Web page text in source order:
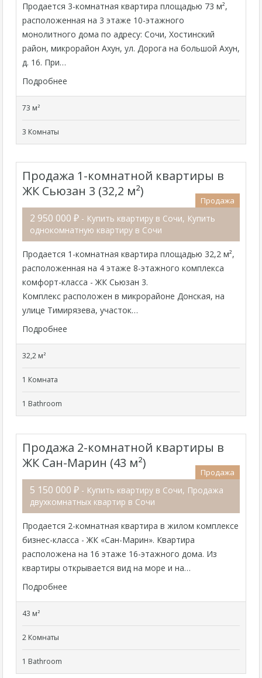
Продается 3-комнатная квартира площадью 73 м²,
расположенная на 3 этаже 10-этажного
монолитного дома по адресу: Сочи, Хостинский
район, микрорайон Ахун, ул. Дорога на большой Ахун,
д. 16. При…
Подробнее
73 м²
3 Комнаты
Продажа 1-комнатной квартиры в
ЖК Сьюзан 3 (32,2 м²)
Продажа
2 950 000 ₽ - Купить квартиру в Сочи, Купить
однокомнатную квартиру в Сочи
Продается 1-комнатная квартира площадью 32,2 м²,
расположенная на 4 этаже 8-этажного комплекса
комфорт-класса - ЖК Сьюзан 3.
Комплекс расположен в микрорайоне Донская, на
улице Тимирязева, участок…
Подробнее
32,2 м²
1 Комната
1 Bathroom
Продажа 2-комнатной квартиры в
ЖК Сан-Марин (43 м²)
Продажа
5 150 000 ₽ - Купить квартиру в Сочи, Продажа
двухкомнатных квартир в Сочи
Продается 2-комнатная квартира в жилом комплексе
бизнес-класса - ЖК «Сан-Марин». Квартира
расположена на 16 этаже 16-этажного дома. Из
квартиры открывается вид на море и на…
Подробнее
43 м²
2 Комнаты
1 Bathroom